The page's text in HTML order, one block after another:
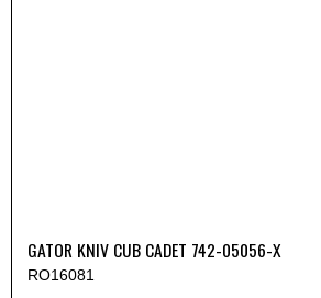
GATOR KNIV CUB CADET 742-05056-X
RO16081